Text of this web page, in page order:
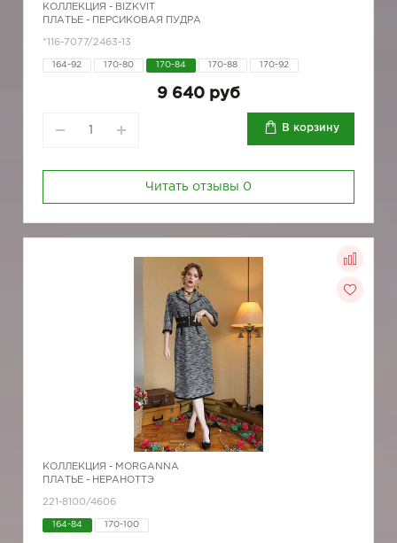
КОЛЛЕКЦИЯ - BIZKVIT
ПЛАТЬЕ - ПЕРСИКОВАЯ ПУДРА
*116-7077/2463-13
164-92 170-80 170-84 170-88 170-92
9 640 руб
В корзину
Читать отзывы 0
КОЛЛЕКЦИЯ - MORGANNA
ПЛАТЬЕ - НЕРАНОТТЭ
221-8100/4606
164-84 170-100